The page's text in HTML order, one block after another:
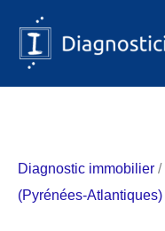
contenu
Diagnostic immobilier /
(Pyrénées-Atlantiques)